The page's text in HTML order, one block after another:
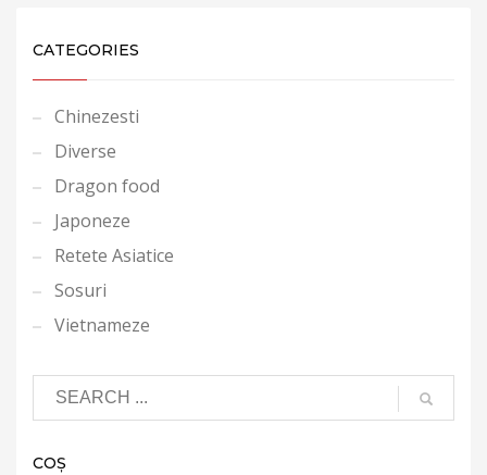
CATEGORIES
Chinezesti
Diverse
Dragon food
Japoneze
Retete Asiatice
Sosuri
Vietnameze
COȘ